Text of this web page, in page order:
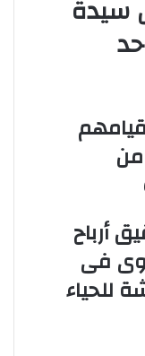
سيدة
لقيامهم
من
أرباح
فى
للحياء